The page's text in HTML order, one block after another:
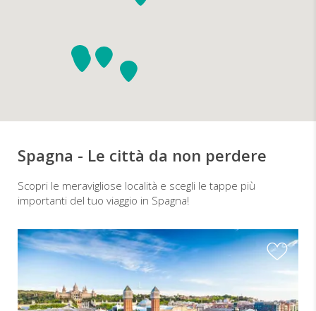
Spagna - Le città da non perdere
Scopri le meravigliose località e scegli le tappe più
importanti del tuo viaggio in Spagna!